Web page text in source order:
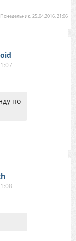
Понедельник, 25.04.2016, 21:06
по